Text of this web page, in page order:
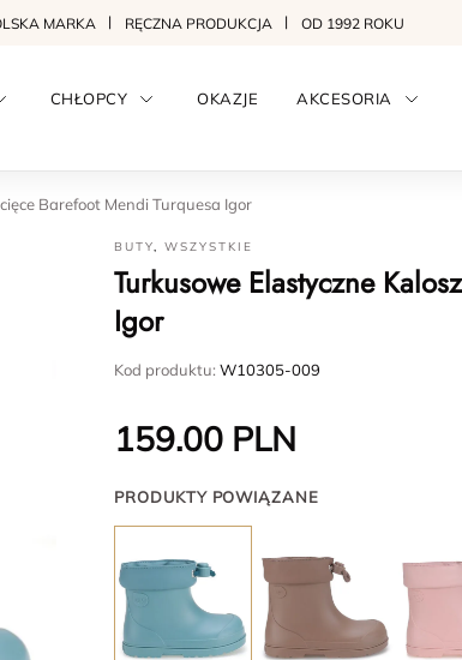
MARKA RĘCZNA PRODUKCJA OD 1992 ROKU
CHŁOPCY OKAZJE AKCESORIA
Barefoot Mendi Turquesa Igor
BUTY,WSZYSTKIE
Turkusowe Elastyczne
Igor
Kod produktu:W10305-009
159.00 PLN
PRODUKTY POWIĄZANE